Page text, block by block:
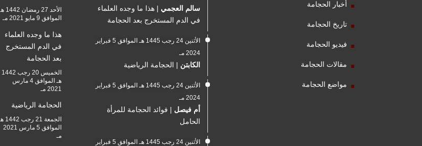
أخبار الحجامة
تاريخ الحجامة
فيديو الحجامة
مقالات الحجامة
مواضع الحجامة
سالم العجمي | هذا ما وجده العلماء
في الدم المستخرج بعد الحجامة
الأثنين 24 رجب 1445 هـ الموافق 5 فبراير
2024 مـ
الكابتن | الحجامة الرياضية
الأثنين 24 رجب 1445 هـ الموافق 5 فبراير
2024 مـ
أم فيصل | فوائد الحجامة للمرأة
الحامل
الأثنين 24 رجب 1445 هـ الموافق 5 فبراير
الأحد 27 رمضان 1442 هـ
الموافق 9 مايو 2021 مـ
هذا ما وجده العلماء
في الدم المستخرج
بعد الحجامة
الخميس 20 رجب 1442
هـ الموافق 4 مارس
2021 مـ
الحجامة الرياضية
الجمعة 21 رجب 1442 هـ
الموافق 5 مارس 2021
مـ